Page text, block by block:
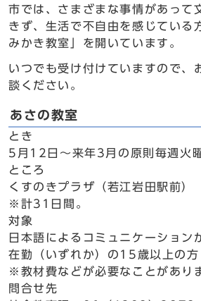
市では、さまざまな事情があって
きず、生活で不自由を感じている
みかき教室」を開いています。
いつでも受け付けていますので、
談ください。
あさの教室
とき
5月12日～来年3月の原則毎週火
ところ
くすのきプラザ（若江岩田駅前）
※計31日間。
対象
日本語によるコミュニケーション
在勤（いずれか）の15歳以上の方
※教材費などが必要なことがあり
問合せ先